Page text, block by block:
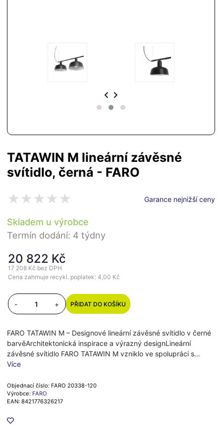
TATAWIN M lineární závěsné
svítidlo, černá - FARO
Garance nejnižší ceny
Skladem u výrobce
Termín dodání: 4 týdny
20 822 Kč
17 208 Kč bez DPH
Cena zahrnuje recykl. poplatek: 4,00 Kč
- + PŘIDAT DO KOŠÍKU
FARO TATAWIN M – Designové lineární závěsné svítidlo v černé
barvěArchitektonická inspirace a výrazný designLineární
závěsné svítidlo FARO TATAWIN M vzniklo ve spolupráci s…
Více
Objednací číslo: FARO 20338-120
Výrobce: FARO
EAN: 8421776326217